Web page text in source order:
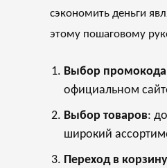
сэкономить деньги
этому пошаговому
Выбор промокода
официальном
Выбор товаров:
широкий
Переход в корзину